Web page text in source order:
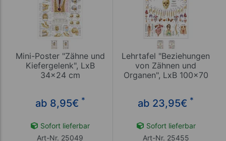
Mini-Poster "Zähne und
Kiefergelenk", LxB
34x24 cm
ab 8,95€ *
Sofort lieferbar
Art-Nr. 25049
Lehrtafel "Beziehungen
von Zähnen und
Organen", LxB 100x70
ab 23,95€ *
Sofort lieferbar
Art-Nr. 25455